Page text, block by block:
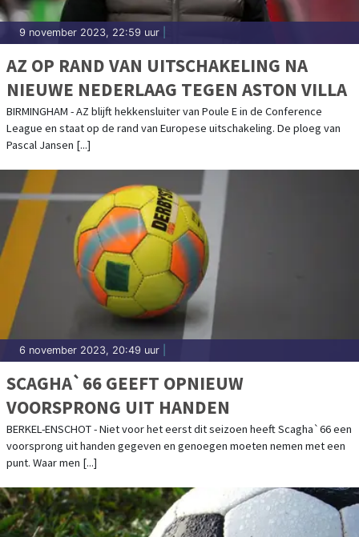
9 november 2023, 22:59 uur
AZ OP RAND VAN UITSCHAKELING NA
NIEUWE NEDERLAAG TEGEN ASTON VILLA
BIRMINGHAM - AZ blijft hekkensluiter van Poule E in de Conference
League en staat op de rand van Europese uitschakeling. De ploeg van
Pascal Jansen [...]
6 november 2023, 20:49 uur
SCAGHA`66 GEEFT OPNIEUW
VOORSPRONG UIT HANDEN
BERKEL-ENSCHOT - Niet voor het eerst dit seizoen heeft Scagha`66 een
voorsprong uit handen gegeven en genoegen moeten nemen met een
punt. Waar men [...]